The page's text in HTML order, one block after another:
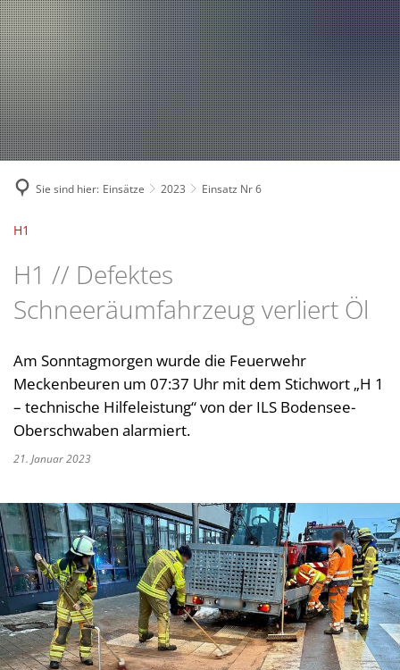
2024
2023
2022
2021
Fachgebiete und
Mannschaft
Jugend
Spielmannszug
Mitglied werden
A
A
A
Sie sind hier: Einsätze 2023 Einsatz Nr 6
H1
H1 // Defektes
Schneeräumfahrzeug verliert Öl
Am Sonntagmorgen wurde die Feuerwehr
Meckenbeuren um 07:37 Uhr mit dem Stichwort „H 1
– technische Hilfeleistung“ von der ILS Bodensee-
Oberschwaben alarmiert.
21. Januar 2023